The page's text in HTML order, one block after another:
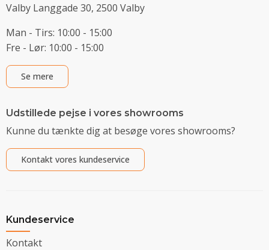
Valby Langgade 30, 2500 Valby
Man - Tirs: 10:00 - 15:00
Fre - Lør: 10:00 - 15:00
Se mere
Udstillede pejse i vores showrooms
Kunne du tænkte dig at besøge vores showrooms?
Kontakt vores kundeservice
Kundeservice
Kontakt